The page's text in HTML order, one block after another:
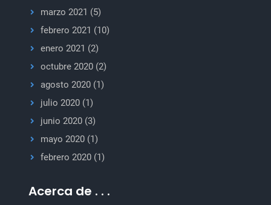
marzo 2021 (5)
febrero 2021 (10)
enero 2021 (2)
octubre 2020(2)
agosto 2020(1)
julio 2020(1)
junio 2020(3)
mayo 2020(1)
febrero 2020(1)
Acerca de . . .